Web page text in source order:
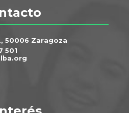
50006 Zaragoza
501